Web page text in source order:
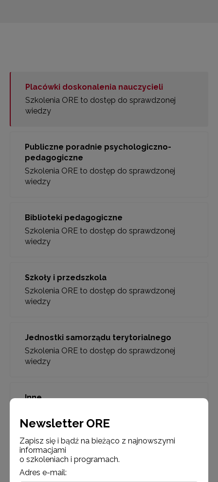
Placówki doskonalenia nauczycieli
Szkolenia ORE to dostęp do sprawdzonej
wiedzy
Publiczne poradnie psychologiczno-
pedagogiczne
Szkolenia ORE to dostęp do sprawdzonej
wiedzy
Biblioteki pedagogiczne
Szkolenia ORE to dostęp do sprawdzonej
wiedzy
Szkoły i przedszkola
Szkolenia ORE to dostęp do sprawdzonej
wiedzy
Jednostki samorządu terytorialnego
Szkolenia ORE to dostęp do sprawdzonej
wiedzy
Inne
wiedzy
Newsletter ORE
Zapisz się i bądź na bieżąco z najnowszymi
informacjami
o szkoleniach i programach.
Adres e-mail: